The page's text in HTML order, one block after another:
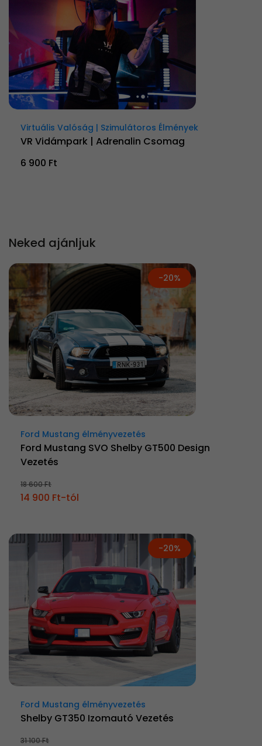
Virtuális Valóság | Szimulátoros Élmények
VR Vidámpark | Adrenalin Csomag
6 900 Ft
Neked ajánljuk
-20%
Ford Mustang élményvezetés
Ford Mustang SVO Shelby GT500 Design
Vezetés
18 600 Ft
14 900 Ft-tól
-20%
Ford Mustang élményvezetés
Shelby GT350 Izomautó Vezetés
31 100 Ft